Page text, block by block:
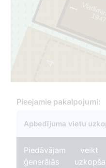
4
1
1947- 201
Pieejamie pakalpojumi:
Apbedījuma vietu
Piedāvājam
ģenerālās